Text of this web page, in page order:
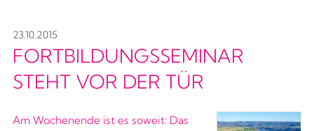
23.10.2015
FORTBILDUNGSSEMINAR
STEHT VOR DER TÜR
Am Wochenende ist es soweit: Das